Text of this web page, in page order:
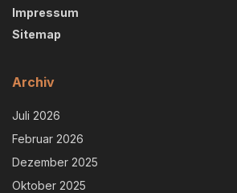
Impressum
Sitemap
Archiv
Juli 2026
Februar 2026
Dezember 2025
Oktober 2025